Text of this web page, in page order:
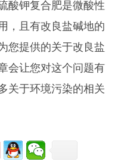
酸钾复合肥是微酸性
，且有改良盐碱地的
您提供的关于改良盐
会让您对这个问题有
关于环境污染的相关